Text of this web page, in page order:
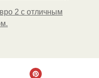
2 с отличным